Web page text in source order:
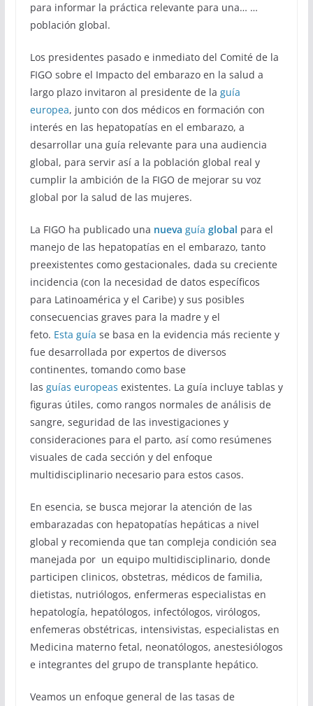
para informar la práctica relevante para una… …
población global.
Los presidentes pasado e inmediato del Comité de la
FIGO sobre el Impacto del embarazo en la salud a
largo plazo invitaron al presidente de la guía
europea, junto con dos médicos en formación con
interés en las hepatopatías en el embarazo, a
desarrollar una guía relevante para una audiencia
global, para servir así a la población global real y
cumplir la ambición de la FIGO de mejorar su voz
global por la salud de las mujeres.
La FIGO ha publicado una nueva guía global para el
manejo de las hepatopatías en el embarazo, tanto
preexistentes como gestacionales, dada su creciente
incidencia (con la necesidad de datos específicos
para Latinoamérica y el Caribe) y sus posibles
consecuencias graves para la madre y el
feto. Esta guía se basa en la evidencia más reciente y
fue desarrollada por expertos de diversos
continentes, tomando como base
las guías europeas existentes. La guía incluye tablas y
figuras útiles, como rangos normales de análisis de
sangre, seguridad de las investigaciones y
consideraciones para el parto, así como resúmenes
visuales de cada sección y del enfoque
multidisciplinario necesario para estos casos.
En esencia, se busca mejorar la atención de las
embarazadas con hepatopatías hepáticas a nivel
global y recomienda que tan compleja condición sea
manejada por un equipo multidisciplinario, donde
participen clinicos, obstetras, médicos de familia,
dietistas, nutriólogos, enfermeras especialistas en
hepatología, hepatólogos, infectólogos, virólogos,
enfemeras obstétricas, intensivistas, especialistas en
Medicina materno fetal, neonatólogos, anestesiólogos
e integrantes del grupo de transplante hepático.
Veamos un enfoque general de las tasas de